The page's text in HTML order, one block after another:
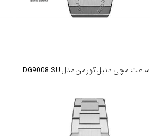
ساعت مچی دنیل گورمن مدل DG9008.SU